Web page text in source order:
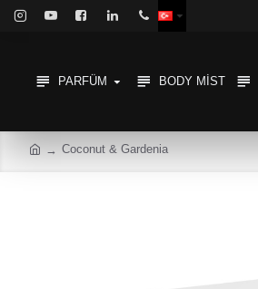
PARFÜM BODY MIST
Coconut & Gardenia